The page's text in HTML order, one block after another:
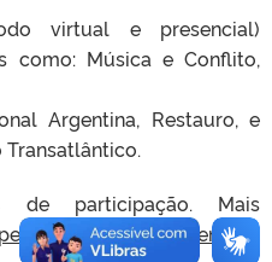
virtual e presencial)
como: Música e Conflito,
Argentina, Restauro, e
Transatlântico.
de participação. Mais
ppgmp/eventos/